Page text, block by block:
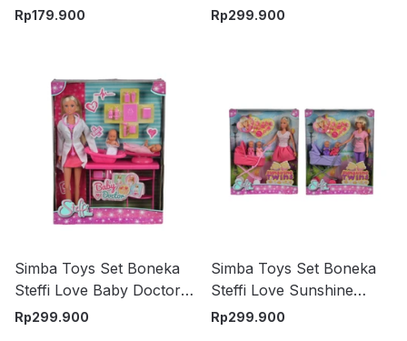
Rp179.900
Mix
Rp299.900
Simba Toys Set Boneka
Steffi Love Baby Doctor -
Pink
Rp299.900
Simba Toys Set Boneka
Steffi Love Sunshine
Twins Random
Rp299.900